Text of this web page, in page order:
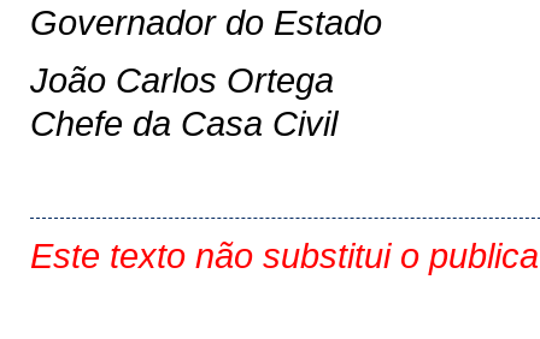
Governador do Estado
João Carlos Ortega
Chefe da Casa Civil
Este texto não substitui o